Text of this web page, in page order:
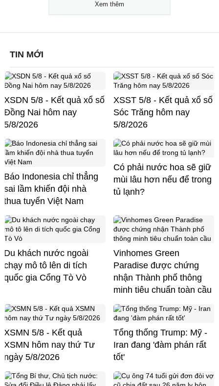
Xem thêm
TIN MỚI
XSDN 5/8 - Kết quả xổ số
Đồng Nai hôm nay
5/8/2026
XSST 5/8 - Kết quả xổ số
Sóc Trăng hôm nay
5/8/2026
Báo Indonesia chỉ thẳng
sai lầm khiến đội nhà
thua tuyển Việt Nam
Có phải nước hoa sẽ giữ
mùi lâu hơn nếu để trong
tủ lạnh?
Du khách nước ngoài
chạy mô tô lên di tích
quốc gia Cổng Tò Vò
Vinhomes Green
Paradise được chứng
nhận Thành phố thông
minh tiêu chuẩn toàn cầu
XSMN 5/8 - Kết quả
XSMN hôm nay thứ Tư
ngày 5/8/2026
Tổng thống Trump: Mỹ -
Iran đang 'đàm phán rất
tốt'